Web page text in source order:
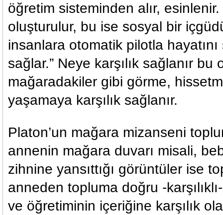
öğretim sisteminden alır,
oluşturulur, bu ise sosyal bir
insanlara otomatik pilotla hayatını
sağlar.” Neye karşılık sağlanır bu
mağaradakiler gibi görme,
yaşamaya karşılık sağlanır.
Platon’un mağara mizanseni
annenin mağara duvarı misali,
zihnine yansıttığı görüntüler ise
anneden topluma doğru -
ve öğretiminin içeriğine karşılık